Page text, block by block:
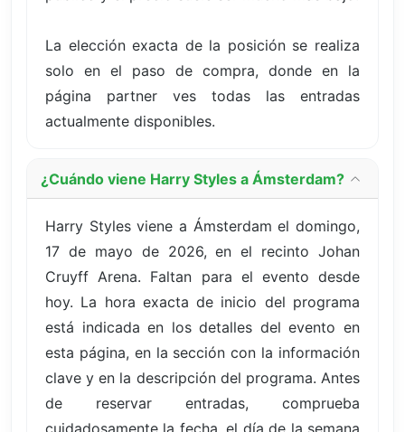
La elección exacta de la posición se realiza
solo en el paso de compra, donde en la
página partner ves todas las entradas
actualmente disponibles.
¿Cuándo viene Harry Styles a Ámsterdam?
Harry Styles viene a Ámsterdam el domingo,
17 de mayo de 2026, en el recinto Johan
Cruyff Arena. Faltan para el evento desde
hoy. La hora exacta de inicio del programa
está indicada en los detalles del evento en
esta página, en la sección con la información
clave y en la descripción del programa. Antes
de reservar entradas, comprueba